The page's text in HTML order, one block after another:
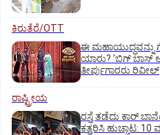
ಕಿರುತೆರೆ/OTT
ಈ ಮಹಾಯುದ್ಧವನ್ನು
ಯಾರು? ʼಬಿಗ್‌ ಬಾಸ್‌
ತೀರ್ಪುಗಾರರು ರಿವೀಲ್
ರಾಷ್ಟ್ರೀಯ
ರಸ್ತೆ ತಡೆದು ಕಾರ್
ಕತ್ತರಿಸಿ ಹುಚ್ಚಾಟ: